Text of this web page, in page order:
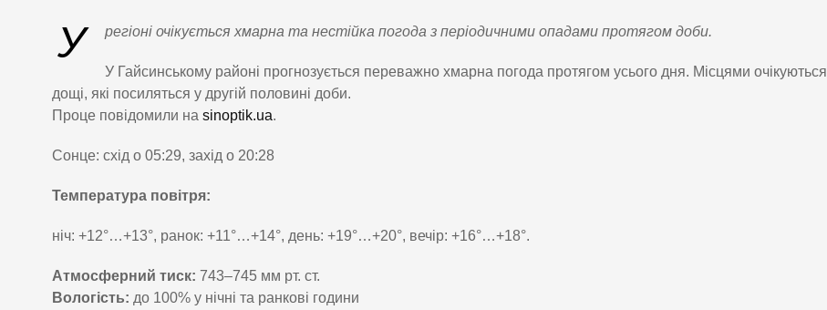
У регіоні очікується хмарна та нестійка погода з періодичними опадами протягом доби.
У Гайсинському районі прогнозується переважно хмарна погода протягом усього дня. Місцями очікуються
дощі, які посиляться у другій половині доби.
Проце повідомили на sinoptik.ua.
Сонце: схід о 05:29, захід о 20:28
Температура повітря:
ніч: +12°…+13°, ранок: +11°…+14°, день: +19°…+20°, вечір: +16°…+18°.
Атмосферний тиск: 743–745 мм рт. ст.
Вологість: до 100% у нічні та ранкові години